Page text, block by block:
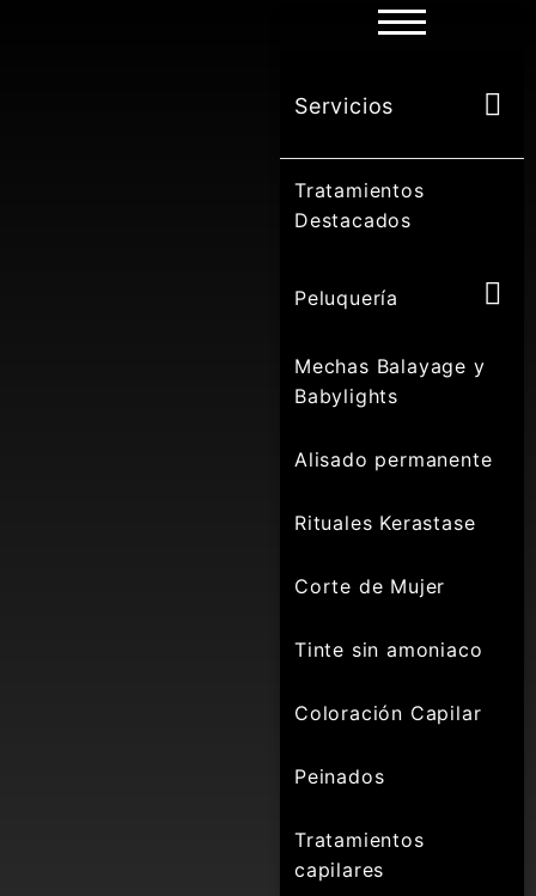
Servicios
Tratamientos
Destacados
Peluquería
Mechas Balayage y
Babylights
Alisado permanente
Rituales Kerastase
Corte de Mujer
Tinte sin amoniaco
Coloración Capilar
Peinados
Tratamientos
capilares